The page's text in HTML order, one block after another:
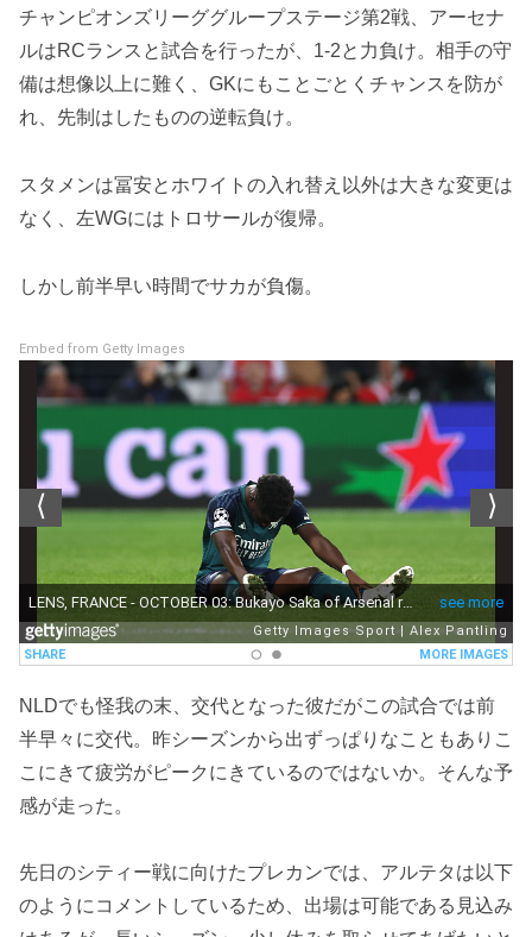
チャンピオンズリーググループステージ第2戦、アーセナ
ルはRCランスと試合を行ったが、1-2と力負け。相手の守
備は想像以上に難く、GKにもことごとくチャンスを防が
れ、先制はしたものの逆転負け。
スタメンは冨安とホワイトの入れ替え以外は大きな変更は
なく、左WGにはトロサールが復帰。
しかし前半早い時間でサカが負傷。
Embed from Getty Images
NLDでも怪我の末、交代となった彼だがこの試合では前
半早々に交代。昨シーズンから出ずっぱりなこともありこ
こにきて疲労がピークにきているのではないか。そんな予
感が走った。
先日のシティー戦に向けたプレカンでは、アルテタは以下
のようにコメントしているため、出場は可能である見込み